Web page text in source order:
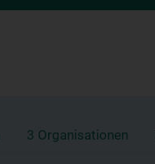
3 Organisationen